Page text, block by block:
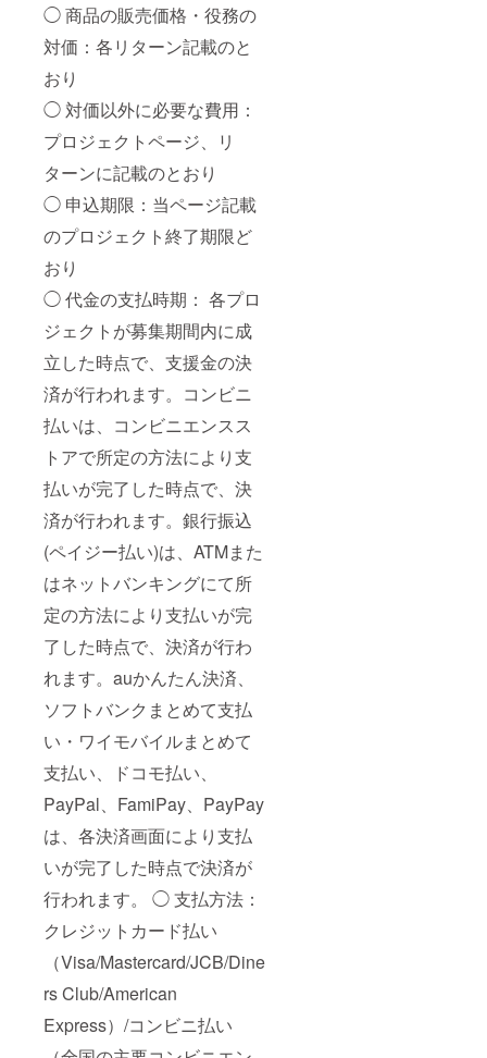
◯ 商品の販売価格・役務の
対価：各リターン記載のと
おり
◯ 対価以外に必要な費用：
プロジェクトページ、リ
ターンに記載のとおり
◯ 申込期限：当ページ記載
のプロジェクト終了期限ど
おり
◯ 代金の支払時期： 各プロ
ジェクトが募集期間内に成
立した時点で、支援金の決
済が行われます。コンビニ
払いは、コンビニエンスス
トアで所定の方法により支
払いが完了した時点で、決
済が行われます。銀行振込
(ペイジー払い)は、ATMまた
はネットバンキングにて所
定の方法により支払いが完
了した時点で、決済が行わ
れます。auかんたん決済、
ソフトバンクまとめて支払
い・ワイモバイルまとめて
支払い、ドコモ払い、
PayPal、FamiPay、PayPay
は、各決済画面により支払
いが完了した時点で決済が
行われます。 ◯ 支払方法：
クレジットカード払い
（Visa/Mastercard/JCB/Dine
rs Club/American
Express）/コンビニ払い